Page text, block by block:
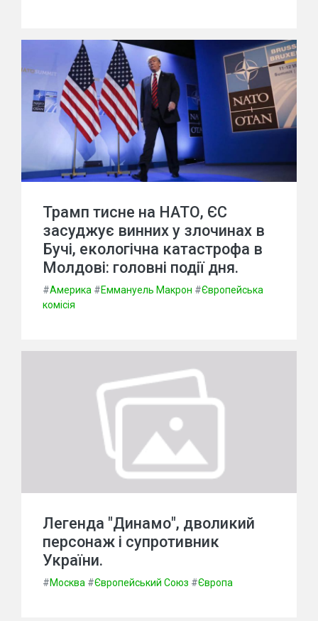
Трамп тисне на НАТО, ЄС
засуджує винних у злочинах в
Бучі, екологічна катастрофа в
Молдові: головні події дня.
#Америка #Еммануель Макрон #Європейська
комісія
Легенда "Динамо", дволикий
персонаж і супротивник
України.
#Москва #Європейський Союз #Європа